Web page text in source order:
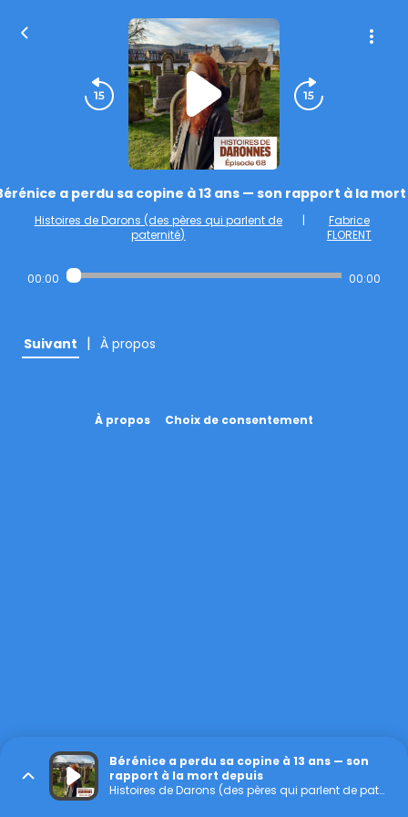
a perdu sa copine à 13 ans — son rapport à la
Histoires de Darons (des pères qui parlent de
paternité)
|
Fabrice
FLORENT
00:00 00:00
Suivant | À propos
À propos Choix de consentement
Bérénice a perdu sa copine à 13 ans — son
rapport à la mort depuis
Histoires de Darons (des pères qui parlent de paternité)